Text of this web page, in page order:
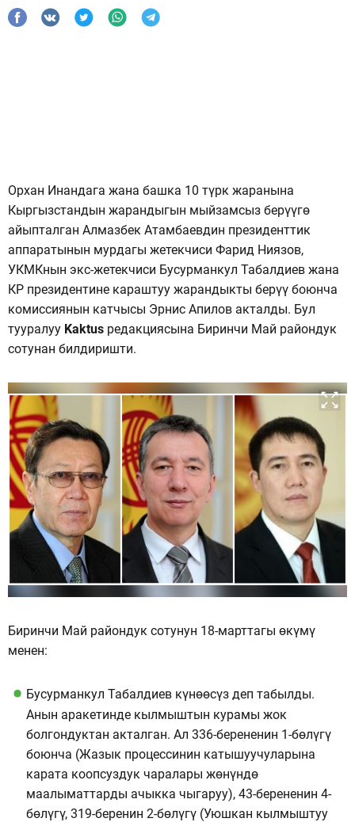
Орхан Инандага жана башка 10 түрк жаранына
Кыргызстандын жарандыгын мыйзамсыз берүүгө
айыпталган Алмазбек Атамбаевдин президенттик
аппаратынын мурдагы жетекчиси Фарид Ниязов,
УКМКнын экс-жетекчиси Бусурманкул Табалдиев жана
КР президентине караштуу жарандыкты берүү боюнча
комиссиянын катчысы Эрнис Апилов акталды. Бул
тууралуу Kaktus редакциясына Биринчи Май райондук
сотунан билдиришти.
Биринчи Май райондук сотунун 18-марттагы өкүмү
менен:
Бусурманкул Табалдиев күнөөсүз деп табылды.
Анын аракетинде кылмыштын курамы жок
болгондуктан акталган. Ал 336-берененин 1-бөлүгү
боюнча (Жазык процессинин катышуучуларына
карата коопсуздук чаралары жөнүндө
маалыматтарды ачыкка чыгаруу), 43-берененин 4-
бөлүгү, 319-беренин 2-бөлүгү (Уюшкан кылмыштуу